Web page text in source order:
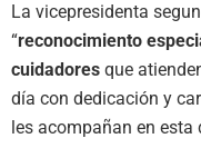
La vicepresidenta
“reconocimiento
cuidadores que
día con dedicación y
les acompañan en esta